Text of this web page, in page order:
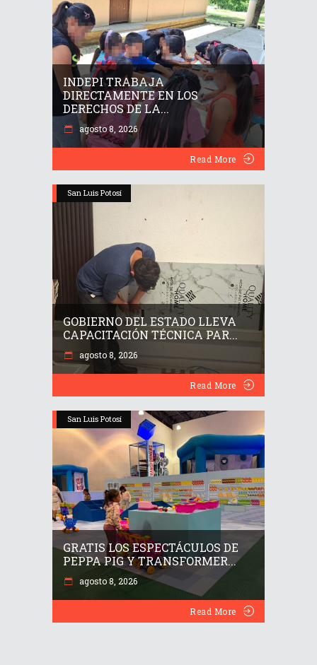
INDEPI TRABAJA
DIRECTAMENTE EN LOS
DERECHOS DE LA...
agosto 8, 2026
Read More
San Luis Potosí
GOBIERNO DEL ESTADO LLEVA
CAPACITACIÓN TÉCNICA PAR...
agosto 8, 2026
Read More
San Luis Potosí
GRATIS LOS ESPECTÁCULOS DE
PEPPA PIG Y TRANSFORMER...
agosto 8, 2026
Read More